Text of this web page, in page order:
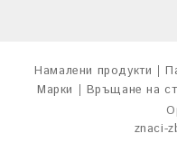
Намалени продукти
Марки
Връщане на
znaci-